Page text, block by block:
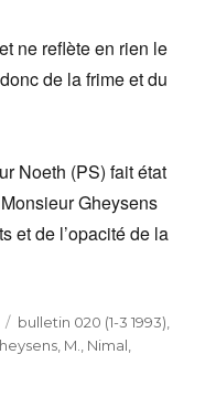
ne reflète en rien le
de la frime et du
Noeth (PS) fait état
Gheysens
et de l’opacité de la
Catégories
bulletin 020 (1-3 1993)
M.
Nimal,